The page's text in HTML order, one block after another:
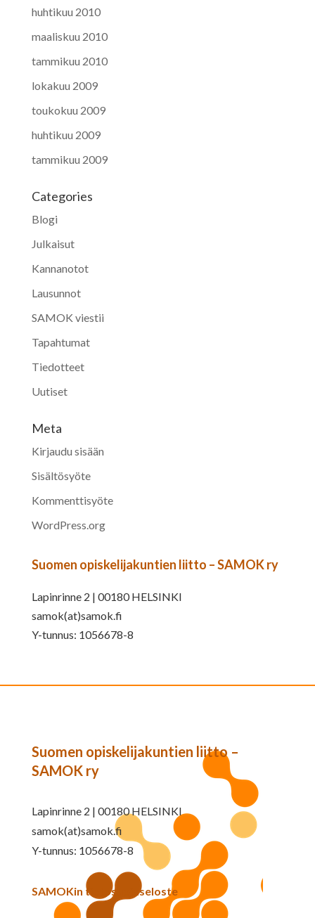
huhtikuu 2010
maaliskuu 2010
tammikuu 2010
lokakuu 2009
toukokuu 2009
huhtikuu 2009
tammikuu 2009
Categories
Blogi
Julkaisut
Kannanotot
Lausunnot
SAMOK viestii
Tapahtumat
Tiedotteet
Uutiset
Meta
Kirjaudu sisään
Sisältösyöte
Kommenttisyöte
WordPress.org
Suomen opiskelijakuntien liitto – SAMOK ry
Lapinrinne 2 | 00180 HELSINKI
samok(at)samok.fi
Y-tunnus: 1056678-8
Suomen opiskelijakuntien liitto –
SAMOK ry
Lapinrinne 2 | 00180 HELSINKI
samok(at)samok.fi
Y-tunnus: 1056678-8
SAMOKin tietosuojaseloste